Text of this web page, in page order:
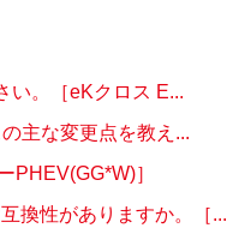
い。［eKクロス E...
主な変更点を教え...
PHEV(GG*W)］
換性がありますか。［...